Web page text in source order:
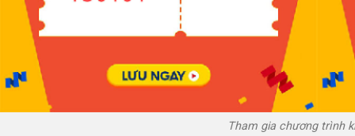
Tham gia chương trình